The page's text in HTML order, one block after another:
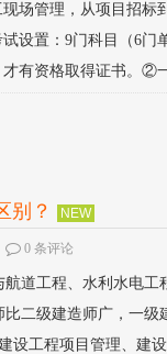
现场管理，从项目招
设置：9门科目（6门
有资格取得证书。②
别？ NEW
0 条评论
道工程、水利水电
二级建造师广，一
设工程项目管理、建